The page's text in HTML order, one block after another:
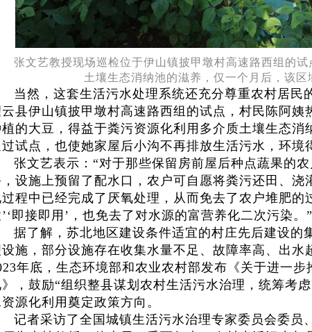
张文艺教授现场巡检位于伊山镇披甲墩村高速路西组的
土壤生态消纳池的滋养，仅一个月后，该区
当然，这套生活污水处理系统还充分尊重农村居民
县伊山镇披甲墩村高速路西组的试点，村民陈阿姨
的大豆，得益于粪污资源化利用多介质土壤生态消
试点，也使她家屋后小沟不再排放生活污水，环境
张文艺表示：“对于那些保留房前屋后种点蔬果的
设施上预留了配水口，农户可自愿将粪污还田、浇
程中已经完成了厌氧处理，从而免去了农户堆肥的
即接即用’，也免去了对水源的富营养化二次污染。”
据了解，苏北地区建设条件适宜的村庄先后建设的
施，部分设施存在收集水量不足、故障率高、出水
年底，生态环境部和农业农村部发布《关于进一
，鼓励“组织整县谋划农村生活污水治理，统筹考
源化利用奠定政策方向。
记者采访了全国城镇生活污水治理专家委员会委员